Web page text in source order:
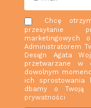
Chcę
przesyłanie
marketingowych
Administratorem
Design Agata
przetwarzane w
dowolnym
ich sprostowania
dbamy o Twoją
prywatności